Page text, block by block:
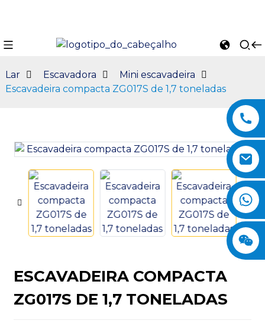
Lar Escavadora
Mini escavadeira
Escavadeira compacta ZG017S de 1,7 toneladas
ESCAVADEIRA COMPACTA
ZG017S DE 1,7 TONELADAS